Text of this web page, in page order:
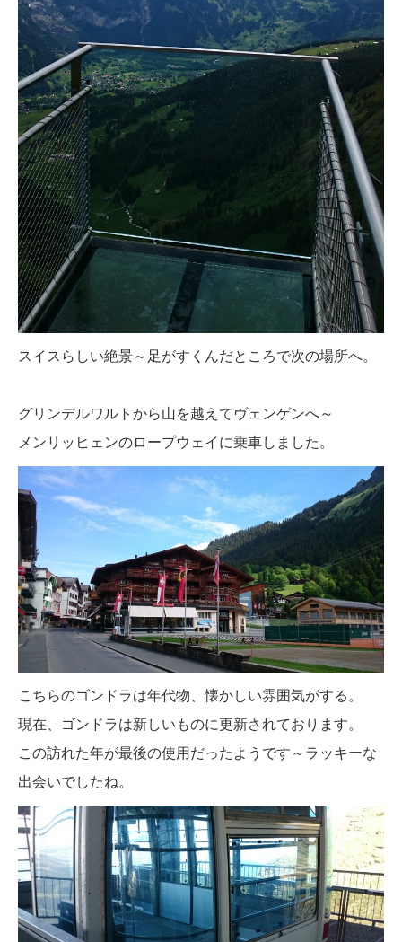
スイスらしい絶景～足がすくんだところで次の場所へ。
グリンデルワルトから山を越えてヴェンゲンへ～
メンリッヒェンのロープウェイに乗車しました。
こちらのゴンドラは年代物、懐かしい雰囲気がする。
現在、ゴンドラは新しいものに更新されております。
この訪れた年が最後の使用だったようです～ラッキーな
出会いでしたね。